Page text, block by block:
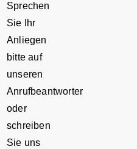
Sprechen
Sie Ihr
Anliegen
bitte auf
unseren
Anrufbeantworter
oder
schreiben
Sie uns